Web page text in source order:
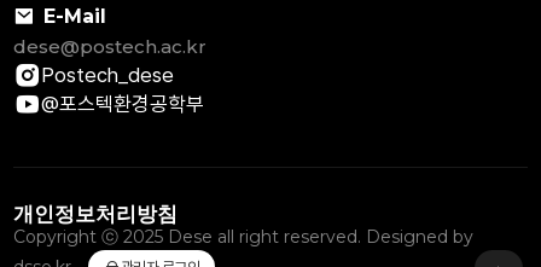
E-Mail
dese@postech.ac.kr
Postech_dese
@포스텍환경공학부
Copyright ⓒ 2025 Dese all right reserved. Designed by
개인정보처리방침